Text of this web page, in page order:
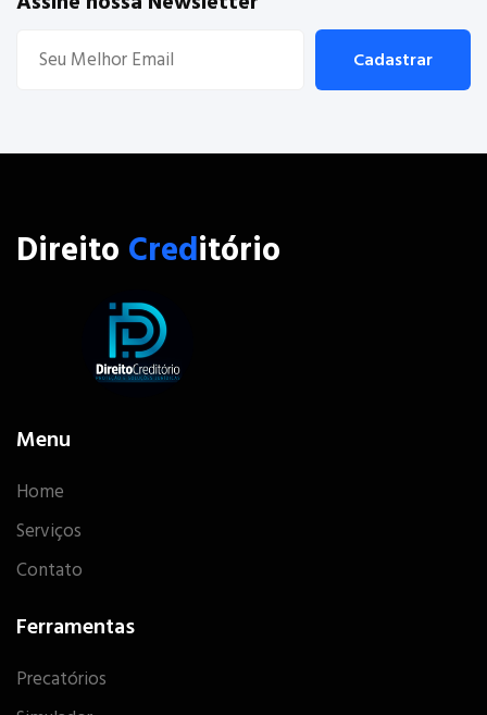
Cadastrar
Direito Creditório
Menu
Home
Serviços
Contato
Ferramentas
Precatórios